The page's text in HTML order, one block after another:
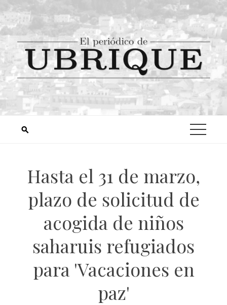
Hasta el 31 de marzo,
plazo de solicitud de
acogida de niños
saharuis refugiados
para 'Vacaciones en
paz'